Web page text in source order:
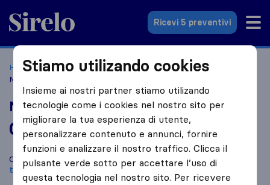
Sirelo.it
Ricevi 5 preventivi
Home Le 10 migliori aziende di traslochi in Italia
Metropolitan City of Milan
Metropolitan City of Milan
0,0 basato su 0
recensioni di Sirelo e Google
i
Confronta Metropolitan City of Milan con altreaziende di
traslochidiPioltello
Stiamo utilizando cookies
Insieme ai nostri partner stiamo utilizando
tecnologie come i cookies nel nostro sito per
migliorare la tua esperienza di utente,
personalizzare contenuto e annunci, fornire
funzioni e analizzare il nostro traffico. Clicca il
pulsante verde sotto per accettare l’uso di
questa tecnologia nel nostro sito. Per ricevere